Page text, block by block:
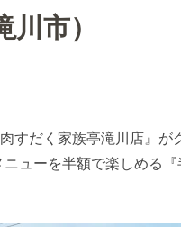
市）
すだく家族亭滝川店』が
ューを半額で楽しめる